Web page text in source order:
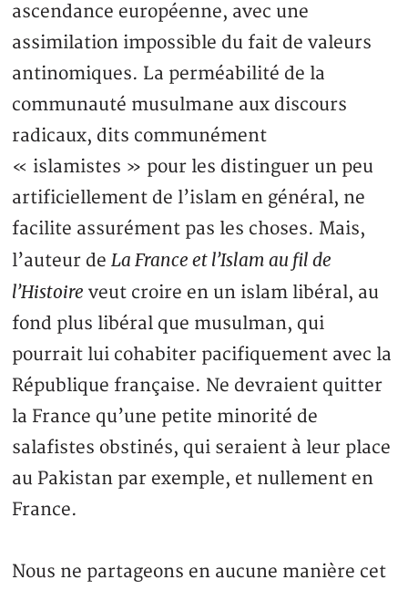
ascendance européenne, avec une
assimilation impossible du fait de valeurs
antinomiques. La perméabilité de la
communauté musulmane aux discours
radicaux, dits communément
« islamistes » pour les distinguer un peu
artificiellement de l’islam en général, ne
facilite assurément pas les choses. Mais,
l’auteur deLa France et l’Islam au fil de
l’Histoire veut croire en un islam libéral, au
fond plus libéral que musulman, qui
pourrait lui cohabiter pacifiquement avec la
République française. Ne devraient quitter
la France qu’une petite minorité de
salafistes obstinés, qui seraient à leur place
au Pakistan par exemple, et nullement en
France.
Nous ne partageons en aucune manière cet